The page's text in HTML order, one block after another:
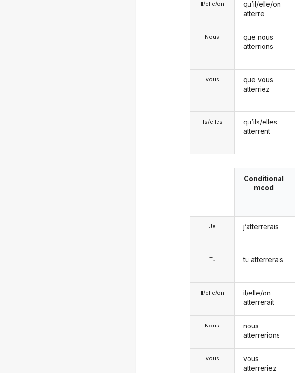
Il/elle/on
Nous
Vous
Ils/elles
qu’il/elle/on
atterre
que nous
atterrions
que vous
atterriez
qu’ils/elles
atterrent
Je
Tu
Il/elle/on
Nous
Vous
Conditional
mood
j’atterrerais
tu atterrerais
il/elle/on
atterrerait
nous
atterrerions
vous
atterreriez